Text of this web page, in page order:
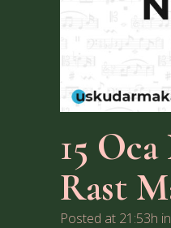
15 Oca
Rast
Posted at 21:53h in